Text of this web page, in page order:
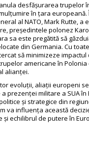
desfășurarea trupelor
în țara europeană.
al NATO, Mark Rutte, a
președintele polonez
sa este pregătită să
din Germania. Cu
să minimizeze
americane în
alianței.
evoluții, aliații europeni
prezenței militare a SUA în
și strategice din
va influența această
și echilibrul de putere în